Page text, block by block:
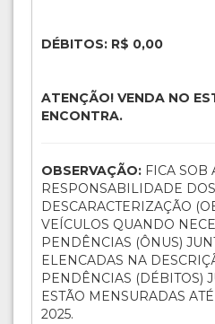
DÉBITOS: R$ 0,00
ATENÇÃO! VENDA NO
ENCONTRA.
OBSERVAÇÃO: FICA SOB
RESPONSABILIDADE
DESCARACTERIZAÇÃO
VEÍCULOS QUANDO
PENDÊNCIAS (ÔNUS)
ELENCADAS NA
PENDÊNCIAS (DÉBITOS)
ESTÃO MENSURADAS
2025.